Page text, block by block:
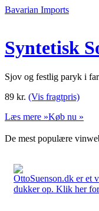
Bavarian Imports
Syntetisk
Sjov og festlig paryk i
89 kr. (Vis fragtpris)
Læs mere »Køb nu »
De mest populære
OttoSuenson.dk er et
dukker op. Klik her